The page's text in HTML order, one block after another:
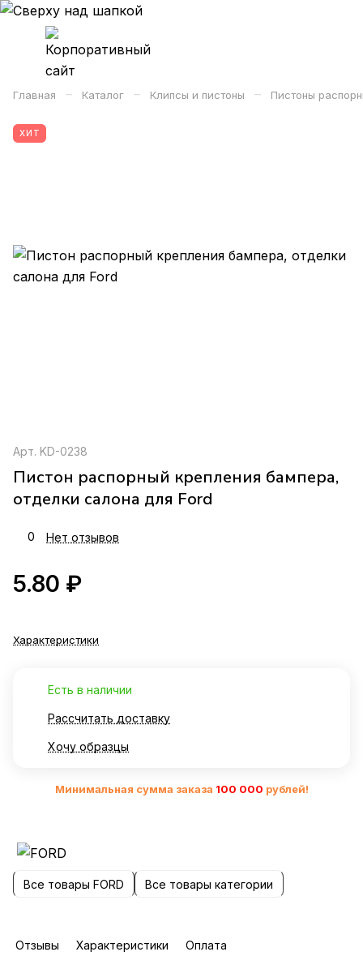
Главная – Каталог – Клипсы и пистоны – Пистоны
ХИТ
Арт. KD-0238
Пистон распорный крепления бампера,
отделки салона для Ford
0 Нет отзывов
5.80 ₽
Характеристики
Есть в наличии
Рассчитать доставку
Хочу образцы
Минимальная сумма заказа 100 000 рублей!
Все товары FORD Все товары категории
Отзывы Характеристики Оплата